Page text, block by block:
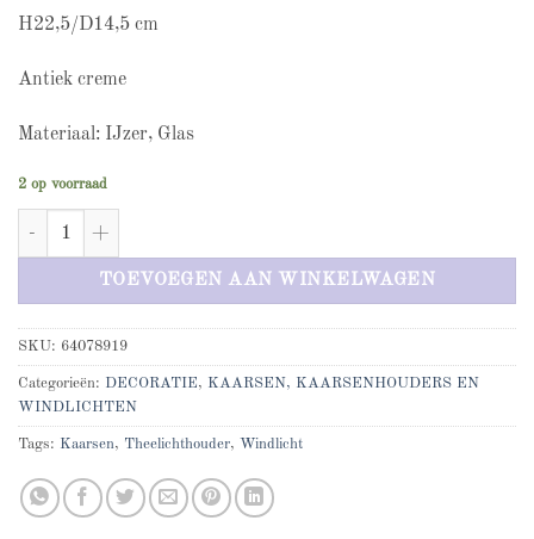
H22,5/D14,5 cm
Antiek creme
Materiaal: IJzer, Glas
2 op voorraad
Windlicht met bloemen klein aantal
TOEVOEGEN AAN WINKELWAGEN
SKU: 64078919
Categorieën: DECORATIE, KAARSEN, KAARSENHOUDERS EN
WINDLICHTEN
Tags: Kaarsen, Theelichthouder, Windlicht